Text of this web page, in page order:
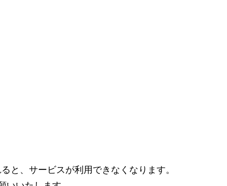
と、サービスが利用できなくなります。